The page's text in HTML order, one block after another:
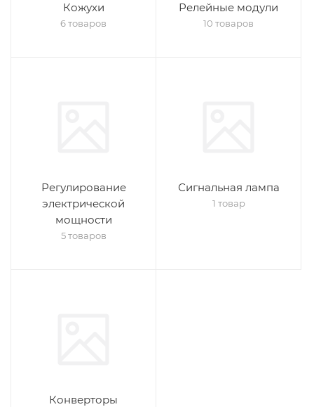
Кожухи
6 товаров
Релейные модули
10 товаров
Регулирование
электрической
мощности
5 товаров
Сигнальная лампа
1 товар
Конверторы